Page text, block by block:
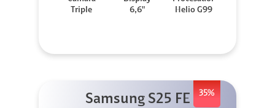
Triple
6,6"
Helio G99
35%
Samsung S25 FE